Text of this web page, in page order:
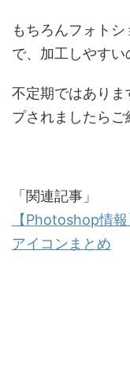
もちろんフォト
で、加工しやすい
不定期ではありま
プされましたらご
「関連記事」
【Photoshop情
アイコンまとめ